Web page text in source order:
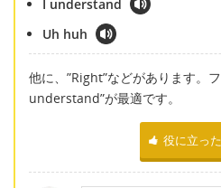
I understand
Uh huh
他に、”Right”などがあります。
understand”が最適です。
役に立った